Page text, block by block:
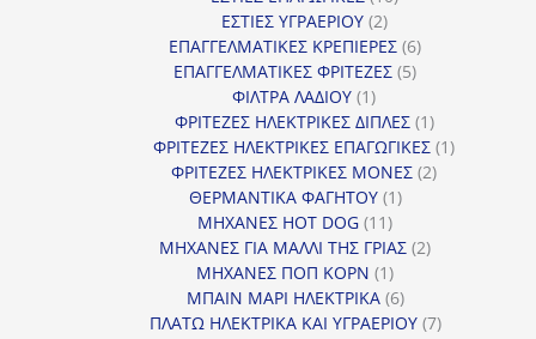
ΕΣΤΙΕΣ ΥΓΡΑΕΡΙΟΥ 22
προϊόντα
ΕΠΑΓΓΕΛΜΑΤΙΚΕΣ ΚΡΕΠΙΕΡΕΣ 66
προϊόντα
ΕΠΑΓΓΕΛΜΑΤΙΚΕΣ ΦΡΙΤΕΖΕΣ 55
ΦΙΛΤΡΑ ΛΑΔΙΟΥ 11
προϊόν
ΦΡΙΤΕΖΕΣ ΗΛΕΚΤΡΙΚΕΣ ΔΙΠΛΕΣ 11
προϊόν
ΦΡΙΤΕΖΕΣ ΗΛΕΚΤΡΙΚΕΣ ΕΠΑΓΩΓΙΚΕΣ 11
ΦΡΙΤΕΖΕΣ ΗΛΕΚΤΡΙΚΕΣ ΜΟΝΕΣ 22
ΘΕΡΜΑΝΤΙΚΑ ΦΑΓΗΤΟΥ 11
ΜΗΧΑΝΕΣ HOT DOG 1111
προϊόντα
ΜΗΧΑΝΕΣ ΓΙΑ ΜΑΛΛΙ ΤΗΣ ΓΡΙΑΣ 22
ΜΗΧΑΝΕΣ ΠΟΠ ΚΟΡΝ 11
προϊόν
ΜΠΑΙΝ ΜΑΡΙ ΗΛΕΚΤΡΙΚΑ 66
προϊόντα
ΠΛΑΤΩ ΗΛΕΚΤΡΙΚΑ ΚΑΙ ΥΓΡΑΕΡΙΟΥ 77